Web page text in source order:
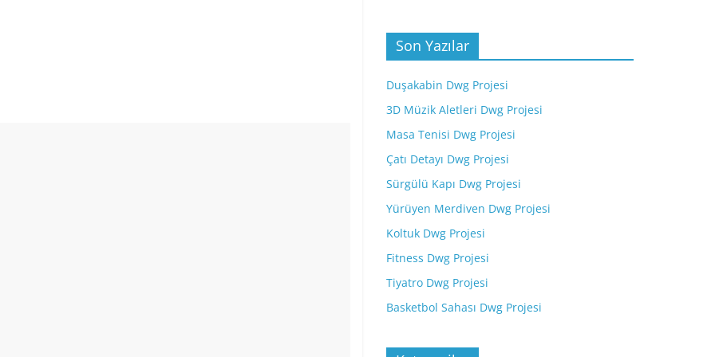
Son Yazılar
Duşakabin Dwg Projesi
3D Müzik Aletleri Dwg Projesi
Masa Tenisi Dwg Projesi
Çatı Detayı Dwg Projesi
Sürgülü Kapı Dwg Projesi
Yürüyen Merdiven Dwg Projesi
Koltuk Dwg Projesi
Fitness Dwg Projesi
Tiyatro Dwg Projesi
Basketbol Sahası Dwg Projesi